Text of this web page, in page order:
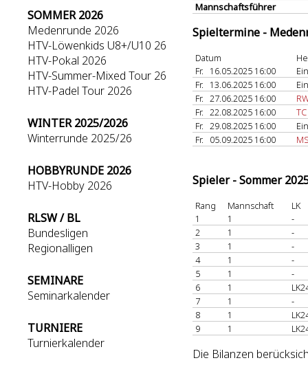
SOMMER 2026
Medenrunde 2026
HTV-Löwenkids U8+/U10 26
HTV-Pokal 2026
HTV-Summer-Mixed Tour 26
HTV-Padel Tour 2026
WINTER 2025/2026
Winterrunde 2025/26
HOBBYRUNDE 2026
HTV-Hobby 2026
RLSW / BL
Bundesligen
Regionalligen
SEMINARE
Seminarkalender
TURNIERE
Turnierkalender
Mannschaftsführer
Spieltermine -
Datum
Fr.
16.05.2025 16:00
Fr.
13.06.2025 16:00
Fr. 27.06.2025 16:00
Fr. 22.08.2025 16:00
Fr. 29.08.2025 16:00
Fr.
05.09.2025 16:00
Spieler - Sommer
Rang Mannschaft
LK
1
1
-
2
1
-
3
1
-
4
1
-
5
1
-
6
1
7
1
-
8
1
9
1
Die Bilanzen